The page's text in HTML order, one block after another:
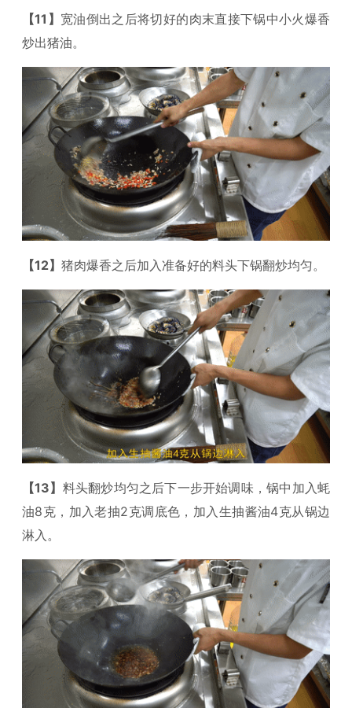
【11】 宽油倒出之后将切好的肉末直接下锅中小火爆香
炒出猪油。
【12】 猪肉爆香之后加入准备好的料头下锅翻炒均匀。
【13】 料头翻炒均匀之后下一步开始调味，锅中加入蚝
油8克，加入老抽2克调底色，加入生抽酱油4克从锅边
淋入。